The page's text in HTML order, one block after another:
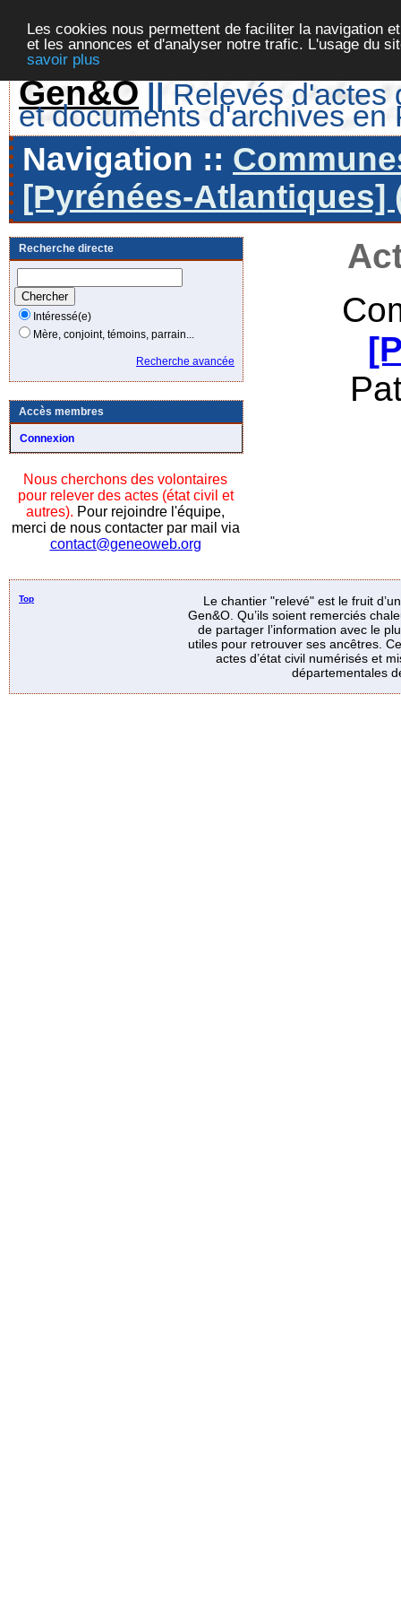
Les cookies nous permettent de faciliter la navigation
et les annonces et d'analyser notre trafic. L'usage du
savoir plus
Gen&O || Relevés d'actes
et documents d'archives en
Navigation ::
[Pyrénées-Atlantiques]
Recherche directe
Intéressé(e)
Mère, conjoint, témoins, parrain...
Recherche avancée
Accès membres
Connexion
Nous cherchons des volontaires
pour relever des actes (état civil et
autres). Pour rejoindre l'équipe,
merci de nous contacter par mail via
contact@geneoweb.org
Top
Le chantier "relevé" est le fruit
Gen&O. Qu’ils soient remerciés
de partager l’information avec le
utiles pour retrouver ses ancêtres.
actes d’état civil numérisés et
départementales